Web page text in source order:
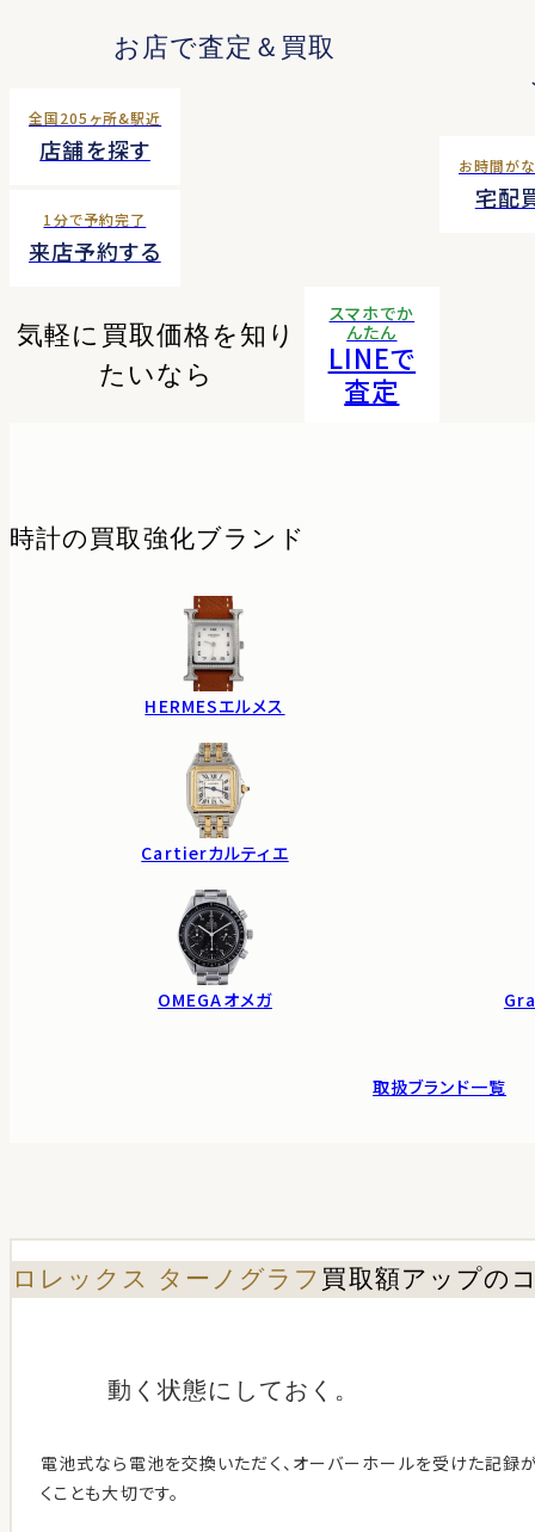
お店で査定＆買取
全国205ヶ所&駅近
店舗を探す
1分で予約完了
来店予約する
お時間が
宅配
気軽に買取価格を知り
たいなら
スマホでか
んたん
LINEで
査定
時計の 買取強化ブランド
HERMESエルメス
Cartierカルティエ
OMEGAオメガ
取扱ブランド一覧
ロレックス ターノグラフ 買取額アップの
動く状態に しておく。
電池式なら電池を交換いただく、オーバーホールを受けた記録
くことも大切です。